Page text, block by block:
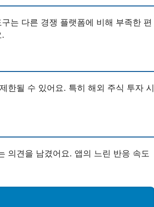
는 다른 경쟁 플랫폼에 비해 부족한 편
.
한될 수 있어요. 특히 해외 주식 투자 시
의견을 남겼어요. 앱의 느린 반응 속도